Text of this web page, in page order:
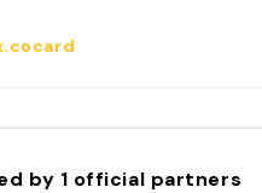
by 1 official partners